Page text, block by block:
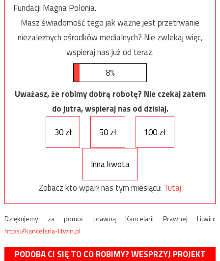
Fundacji Magna Polonia.
Masz świadomość tego jak ważne jest przetrwanie
niezależnych ośrodków medialnych? Nie zwlekaj więc,
wspieraj nas już od teraz.
8%
Uważasz, że robimy dobrą robotę? Nie czekaj zatem
do jutra, wspieraj nas od dzisiaj.
30 zł
50 zł 100 zł
Inna kwota
Zobacz kto wparł nas tym miesiącu: Tutaj
Dziękujemy za pomoc prawną Kancelarii Prawnej Litwin:
https://kancelaria-litwin.pl
PODOBA CI SIĘ TO CO ROBIMY? WESPRZYJ PROJEKT